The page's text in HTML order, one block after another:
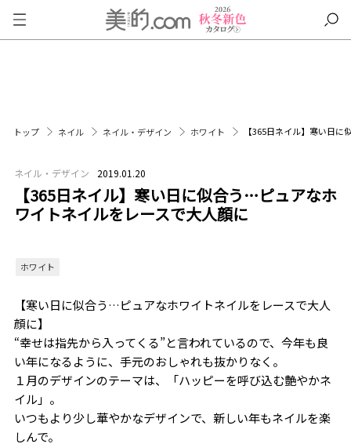
トップ ネイル ネイル・デザイン ホワイト 【365日ネイル】寒い日
ネイル・デザイン 2019.01.20
【365日ネイル】寒い日に似合う…ピュアなホ
ワイトネイルをレースで大人顔に
ホワイト
【寒い日に似合う…ピュアなホワイトネイルをレースで大人
顔に】
“幸せは指先から入ってくる”と言われているので、今年も良
い年になるように、手元のおしゃれも抜かりなく。
１月のデザインのテーマは、「ハッピーを呼び込む艶やかネ
イル」。
いつもより少し華やかなデザインで、新しい年もネイルを楽
しんで。